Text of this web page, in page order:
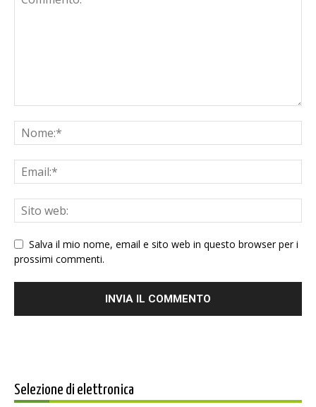
Salva il mio nome, email e sito web in questo browser per i
prossimi commenti.
Selezione di elettronica